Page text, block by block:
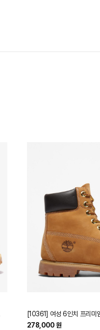
[10361] 여성 6인치 프리미
278,000 원